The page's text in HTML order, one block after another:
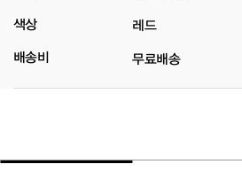
색상 레드
배송비 무료배송